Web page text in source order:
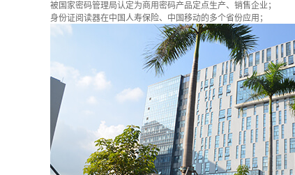
被国家密码管理局认定为商用密码产品定点生产、销售企业；
身份证阅读器在中国人寿保险、中国移动的多个省份应用；